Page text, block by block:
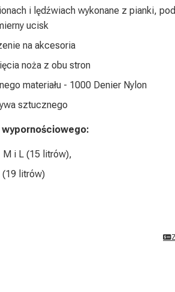
i lędźwiach wykonane z pianki,
ucisk
na akcesoria
noża z obu stron
materiału - 1000 Denier Nylon
sztucznego
M i L (15 litrów),
(19 litrów)